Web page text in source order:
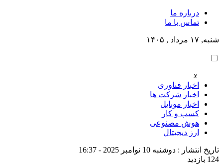
درباره ما
تماس با ما
شنبه, ۱۷ مرداد , ۱۴۰۵
x
اخبار فناوری
اخبار شرکت ها
اخبار موبایل
کسب و کار
هوش مصنوعی
ارز دیجیتال
تاریخ انتشار : دوشنبه 10 نوامبر 2025 - 16:37
124 بازدید